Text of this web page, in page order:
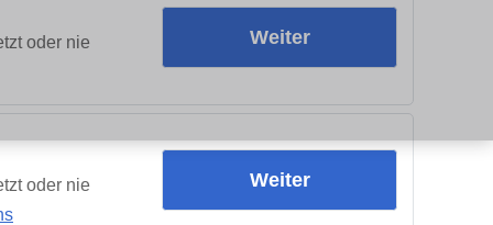
oder nie Weiter
oder nie
Weiter